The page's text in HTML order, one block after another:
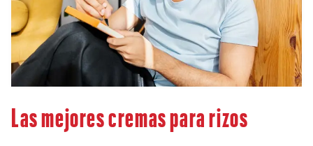
Las mejores cremas para rizos